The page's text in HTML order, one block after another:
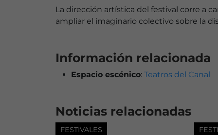
La dirección artística del festival corre a
ampliar el imaginario colectivo sobre la
Información relacionada
Espacio escénico: Teatros del Canal
Noticias relacionadas
FESTIVALES